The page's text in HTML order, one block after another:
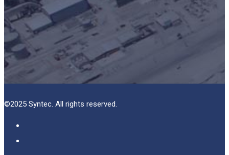
©2025 Syntec. All rights reserved.